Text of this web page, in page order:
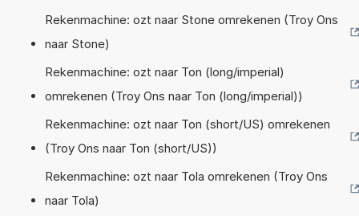
Rekenmachine: ozt naar Stone omrekenen (Troy Ons
naar Stone)
Rekenmachine: ozt naar Ton (long/imperial)
omrekenen (Troy Ons naar Ton (long/imperial))
Rekenmachine: ozt naar Ton (short/US) omrekenen
(Troy Ons naar Ton (short/US))
Rekenmachine: ozt naar Tola omrekenen (Troy Ons
naar Tola)